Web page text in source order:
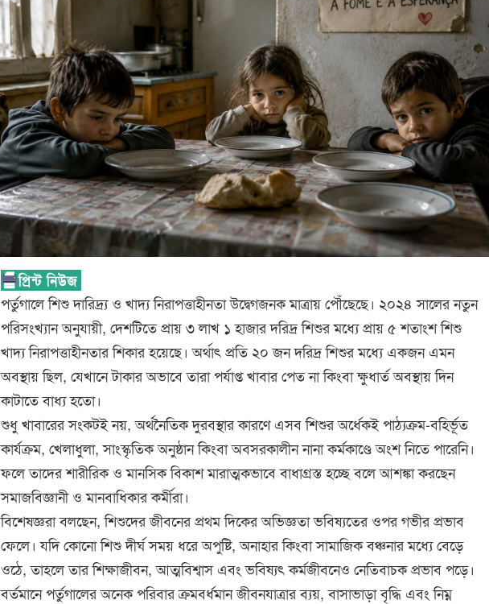
পর্তুগালে শিশু দারিদ্র্য ও খাদ্য নিরাপত্তাহীনতা উদ্বেগজনক মাত্রায় পৌঁছেছে। ২০২৪ সালের নতুন
পরিসংখ্যান অনুযায়ী, দেশটিতে প্রায় ৩ লাখ ১ হাজার দরিদ্র শিশুর মধ্যে প্রায় ৫ শতাংশ শিশু
খাদ্য নিরাপত্তাহীনতার শিকার হয়েছে। অর্থাৎ প্রতি ২০ জন দরিদ্র শিশুর মধ্যে একজন এমন
অবস্থায় ছিল, যেখানে টাকার অভাবে তারা পর্যাপ্ত খাবার পেত না কিংবা ক্ষুধার্ত অবস্থায় দিন
কাটাতে বাধ্য হতো।
শুধু খাবারের সংকটই নয়, অর্থনৈতিক দুরবস্থার কারণে এসব শিশুর অর্ধেকই পাঠ্যক্রম-বহির্ভূত
কার্যক্রম, খেলাধুলা, সাংস্কৃতিক অনুষ্ঠান কিংবা অবসরকালীন নানা কর্মকাণ্ডে অংশ নিতে পারেনি।
ফলে তাদের শারীরিক ও মানসিক বিকাশ মারাত্মকভাবে বাধাগ্রস্ত হচ্ছে বলে আশঙ্কা করছেন
সমাজবিজ্ঞানী ও মানবাধিকার কর্মীরা।
বিশেষজ্ঞরা বলছেন, শিশুদের জীবনের প্রথম দিকের অভিজ্ঞতা ভবিষ্যতের ওপর গভীর প্রভাব
ফেলে। যদি কোনো শিশু দীর্ঘ সময় ধরে অপুষ্টি, অনাহার কিংবা সামাজিক বঞ্চনার মধ্যে বেড়ে
ওঠে, তাহলে তার শিক্ষাজীবন, আত্মবিশ্বাস এবং ভবিষ্যৎ কর্মজীবনেও নেতিবাচক প্রভাব পড়ে।
বর্তমানে পর্তুগালের অনেক পরিবার ক্রমবর্ধমান জীবনযাত্রার ব্যয়, বাসাভাড়া বৃদ্ধি এবং নিম্ন